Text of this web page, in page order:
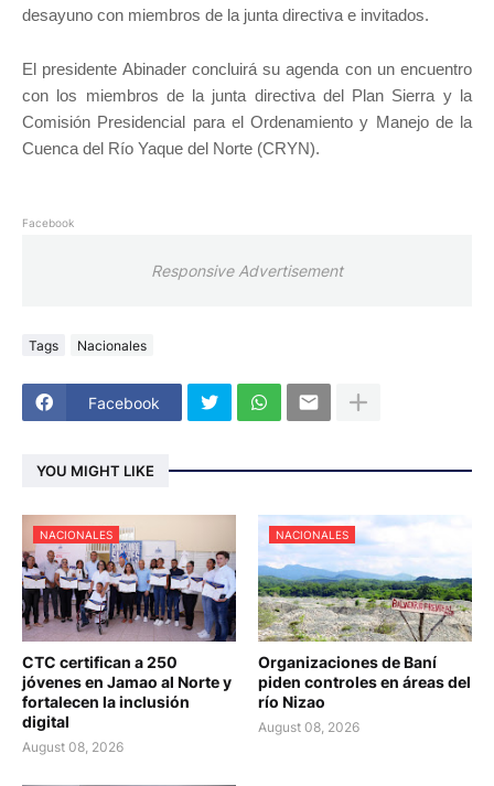
desayuno con miembros de la junta directiva e invitados.
El presidente Abinader concluirá su agenda con un encuentro
con los miembros de la junta directiva del Plan Sierra y la
Comisión Presidencial para el Ordenamiento y Manejo de la
Cuenca del Río Yaque del Norte (CRYN).
Facebook
Responsive Advertisement
Tags Nacionales
Facebook
YOU MIGHT LIKE
NACIONALES
CTC certifican a 250
jóvenes en Jamao al Norte y
fortalecen la inclusión
digital
August 08, 2026
NACIONALES
Organizaciones de Baní
piden controles en áreas del
río Nizao
August 08, 2026